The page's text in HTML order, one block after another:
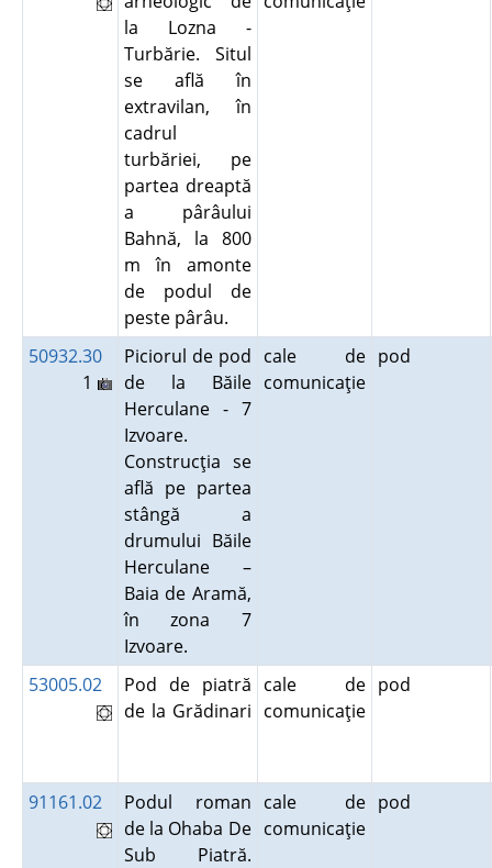
la Lozna -
Turbărie. Situl
se află în
extravilan, în
cadrul
turbăriei, pe
partea dreaptă
a pârâului
Bahnă, la 800
m în amonte
de podul de
peste pârâu.
50932.30
1
Piciorul de pod
de la Băile
Herculane - 7
Izvoare.
Construcţia se
află pe partea
stângă a
drumului Băile
Herculane –
Baia de Aramă,
în zona 7
Izvoare.
cale de
comunicaţie
pod
53005.02
Pod de piatră
de la Grădinari
cale de
comunicaţie
pod
91161.02
Podul roman
de la Ohaba De
Sub Piatră.
cale de
comunicaţie
pod